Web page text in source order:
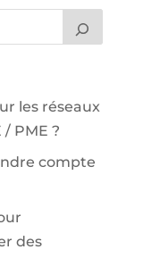
les réseaux
PME ?
compte
des